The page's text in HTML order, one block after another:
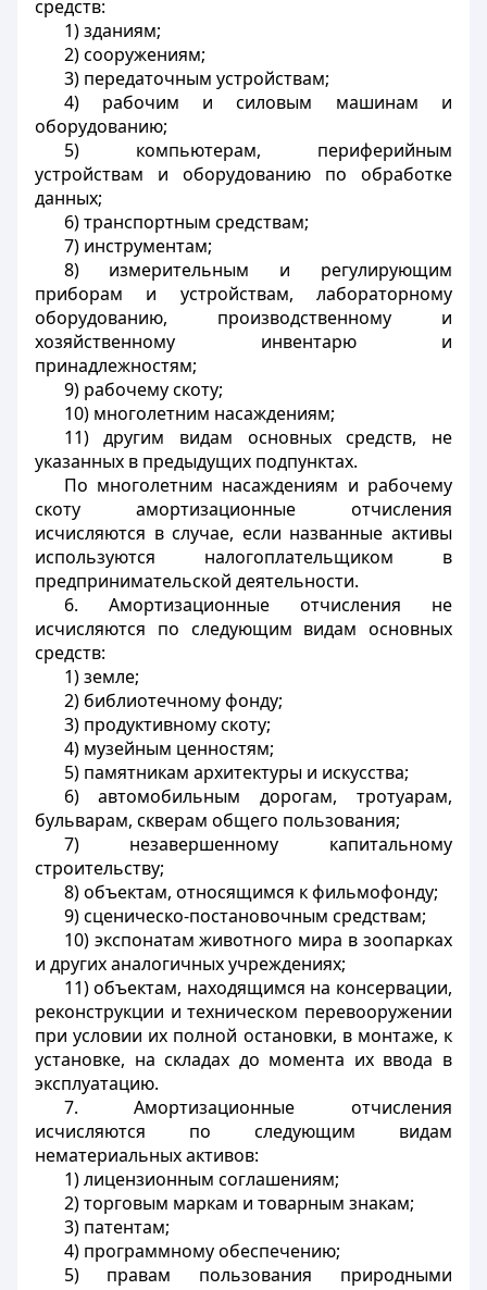
средств:
1) зданиям;
2) сооружениям;
3) передаточным устройствам;
4) рабочим и силовым машинам и
оборудованию;
5) компьютерам, периферийным
устройствам и оборудованию по обработке
данных;
6) транспортным средствам;
7) инструментам;
8) измерительным и регулирующим
приборам и устройствам, лабораторному
оборудованию, производственному и
хозяйственному инвентарю и
принадлежностям;
9) рабочему скоту;
10) многолетним насаждениям;
11) другим видам основных средств, не
указанных в предыдущих подпунктах.
По многолетним насаждениям и рабочему
скоту амортизационные отчисления
исчисляются в случае, если названные активы
используются налогоплательщиком в
предпринимательской деятельности.
6. Амортизационные отчисления не
исчисляются по следующим видам основных
средств:
1) земле;
2) библиотечному фонду;
3) продуктивному скоту;
4) музейным ценностям;
5) памятникам архитектуры и искусства;
6) автомобильным дорогам, тротуарам,
бульварам, скверам общего пользования;
7) незавершенному капитальному
строительству;
8) объектам, относящимся к фильмофонду;
9) сценическо-постановочным средствам;
10) экспонатам животного мира в зоопарках
и других аналогичных учреждениях;
11) объектам, находящимся на консервации,
реконструкции и техническом перевооружении
при условии их полной остановки, в монтаже, к
установке, на складах до момента их ввода в
эксплуатацию.
7. Амортизационные отчисления
исчисляются по следующим видам
нематериальных активов:
1) лицензионным соглашениям;
2) торговым маркам и товарным знакам;
3) патентам;
4) программному обеспечению;
5) правам пользования природными